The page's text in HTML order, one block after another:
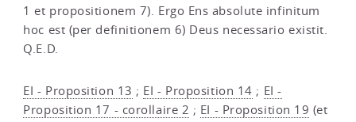
1 et propositionem 7). Ergo Ens absolute infinitum
hoc est (per definitionem 6) Deus necessario existit.
Q.E.D.
EI - Proposition 13 ; EI - Proposition 14 ; EI -
Proposition 17 - corollaire 2 ; EI - Proposition 19 (et